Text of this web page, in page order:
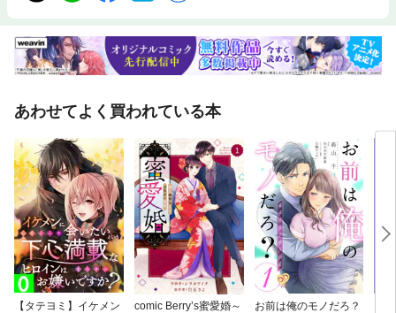
あわせてよく買われている本
【タテヨミ】イケメン
comic Berry’s蜜愛婚～
お前は俺のモノだろ？